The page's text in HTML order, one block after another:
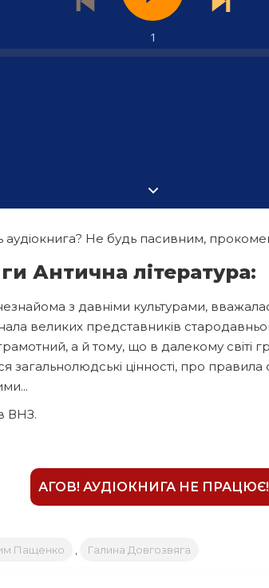
1
Не будь пасивним,
Антична література:
з давніми культурами,
великих представників
а й тому, що в далекому світі
цінності, про правила
ВНЗ.
АГОВ! АУДІОКНИГА НЕ ПРАЦЮЄ!
Пащенко Галина Довгозвяга